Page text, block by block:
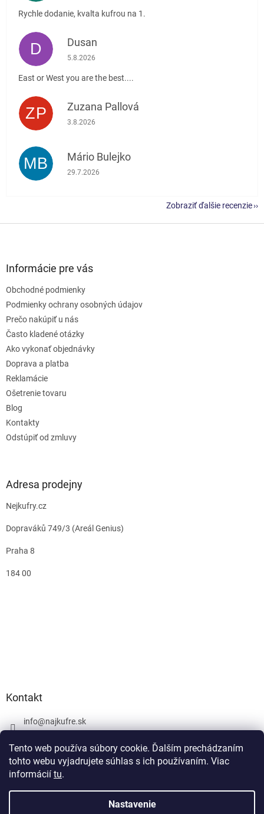
Tento web používa súbory cookie. Ďalším prechádzaním
tohto webu vyjadrujete súhlas s ich používaním. Viac
informácií tu.
Nastavenie
Rychle dodanie, kvalta kufrou na 1.
D Dusan
Hodnotenie obchodu je 5 z 5 hviezdičiek.
5.8.2026
East or West you are the best....
ZP Zuzana Pallová
Hodnotenie obchodu je 5 z 5 hviezdičiek.
3.8.2026
MB Mário Bulejko
Hodnotenie obchodu je 5 z 5 hviezdičiek.
29.7.2026
Zobraziť ďalšie recenzie
Informácie pre vás
Obchodné podmienky
Podmienky ochrany osobných údajov
Prečo nakúpiť u nás
Často kladené otázky
Ako vykonať objednávky
Doprava a platba
Reklamácie
Ošetrenie tovaru
Blog
Kontakty
Odstúpiť od zmluvy
Adresa prodejny
Nejkufry.cz
Dopraváků 749/3 (Areál Genius)
Praha 8
184 00
Kontakt
info@najkufre.sk
Facebook
Vytvoril Shoptet